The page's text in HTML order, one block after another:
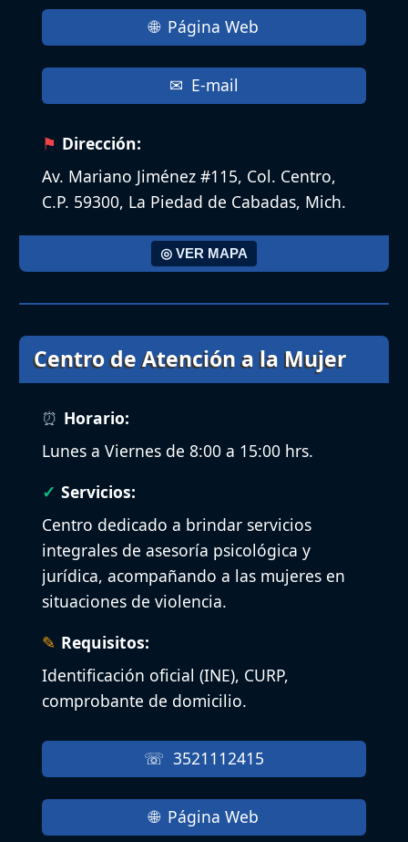
Página Web
E-mail
Dirección:
Av. Mariano Jiménez #115, Col. Centro,
C.P. 59300, La Piedad de Cabadas, Mich.
◎ VER MAPA
Centro de Atención a la Mujer
Horario:
Lunes a Viernes de 8:00 a 15:00 hrs.
Servicios:
Centro dedicado a brindar servicios
integrales de asesoría psicológica y
jurídica, acompañando a las mujeres en
situaciones de violencia.
Requisitos:
Identificación oficial (INE), CURP,
comprobante de domicilio.
3521112415
Página Web